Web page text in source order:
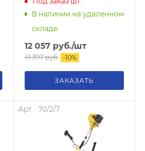
В наличии на удаленном
складе
12 057руб./шт
13 397руб. -10%
ЗАКАЗАТЬ
Арт. : 70/2/7